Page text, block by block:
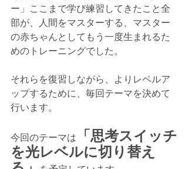
ー」ここまで学び練習してきたこと全
部が、人間をマスターする、マスター
の赤ちゃんとしてもう一度生まれるた
めのトレーニングでした。
それらを復習しながら、よりレベルア
ップするために、毎回テーマを決めて
行います。
今回のテーマは
「思考スイッチ
を光レベルに切り替え